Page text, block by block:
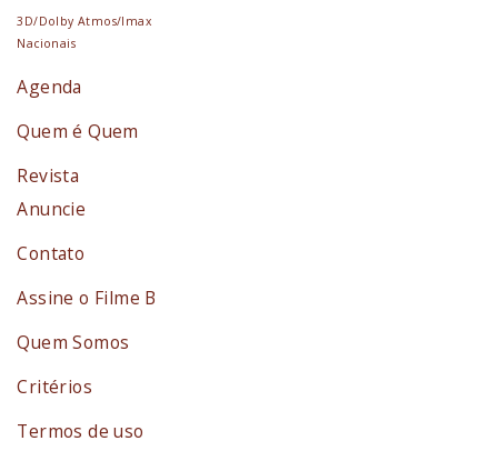
3D/Dolby Atmos/Imax
Nacionais
Agenda
Quem é Quem
Revista
Anuncie
Contato
Assine o Filme B
Quem Somos
Critérios
Termos de uso